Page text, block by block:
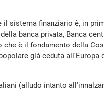
sistema finanziario è, in
banca privata, Banca
è il fondamento della
già ceduta all'Europa
(alludo intanto